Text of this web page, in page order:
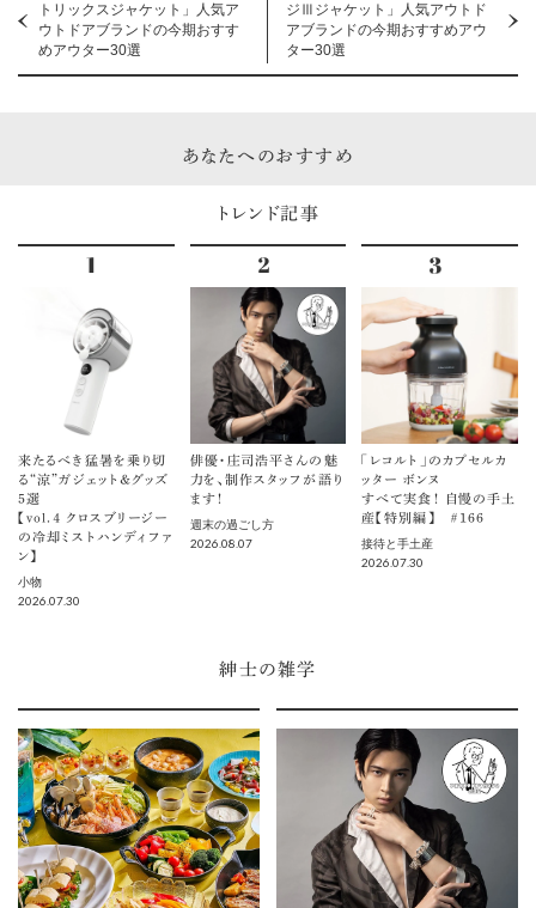
トリックスジャケット」人気ア
ウトドアブランドの今期おすす
めアウター30選
ジⅢジャケット」人気アウトド
アブランドの今期おすすめアウ
ター30選
あなたへのおすすめ
トレンド記事
来たるべき猛暑を乗り切
る“涼”ガジェット＆グッズ
5選
【vol.４ クロスブリージー
の冷却ミストハンディファ
ン】
小物
2026.07.30
俳優・庄司浩平さんの魅
力を、制作スタッフが語り
ます！
週末の過ごし方
2026.08.07
「レコルト」のカプセルカ
ッター ボンヌ
すべて実食！ 自慢の手土
産【特別編】 ＃166
接待と手土産
2026.07.30
紳士の雑学